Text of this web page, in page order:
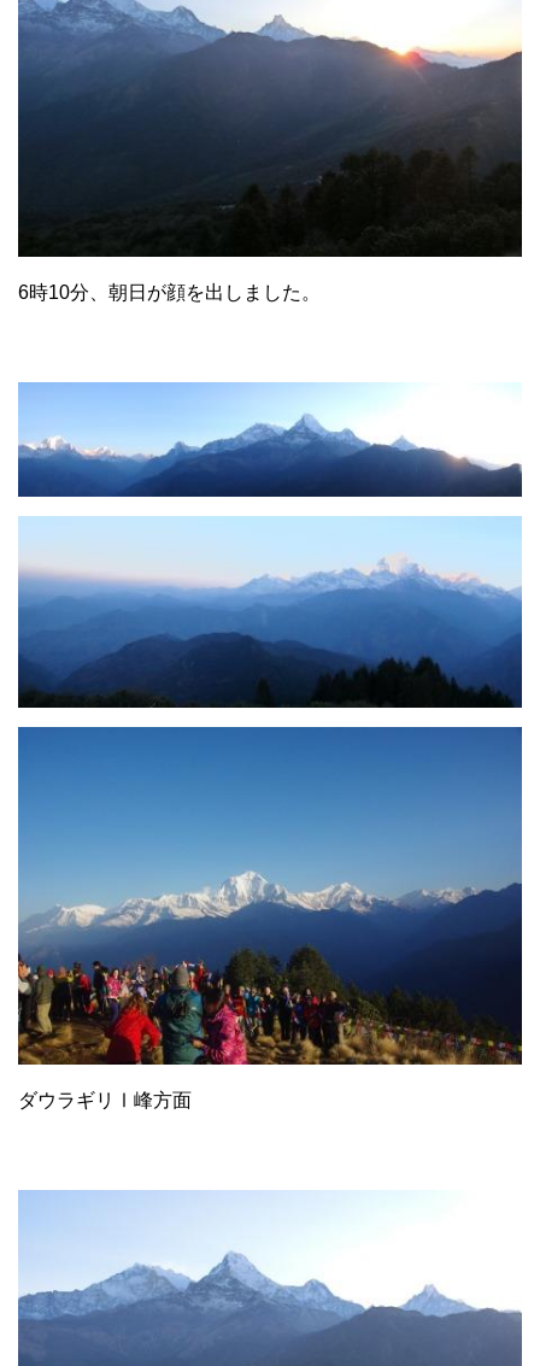
6時10分、朝日が顔を出しました。
ダウラギリⅠ峰方面